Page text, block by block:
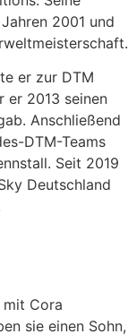
2001 und
er zur DTM
er 2013 seinen
Anschließend
DTM-Teams
Seit 2019
Deutschland
mit Cora
sie einen Sohn,